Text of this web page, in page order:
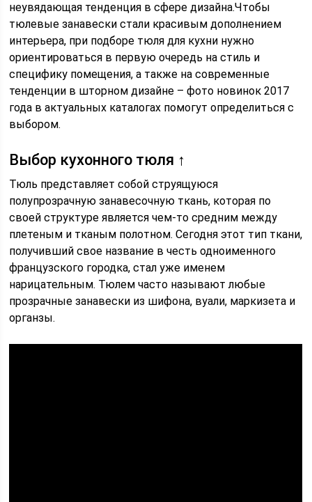
неувядающая тенденция в сфере дизайна.Чтобы
тюлевые занавески стали красивым дополнением
интерьера, при подборе тюля для кухни нужно
ориентироваться в первую очередь на стиль и
специфику помещения, а также на современные
тенденции в шторном дизайне – фото новинок 2017
года в актуальных каталогах помогут определиться с
выбором.
Выбор кухонного тюля ↑
Тюль представляет собой струящуюся
полупрозрачную занавесочную ткань, которая по
своей структуре является чем-то средним между
плетеным и тканым полотном. Сегодня этот тип ткани,
получивший свое название в честь одноименного
французского городка, стал уже именем
нарицательным. Тюлем часто называют любые
прозрачные занавески из шифона, вуали, маркизета и
органзы.